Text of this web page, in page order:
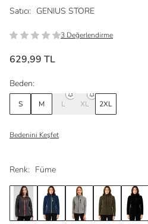
Satıcı: GENIUS STORE
3 Değerlendirme
629,99 TL
Renk: Füme
Beden:
S M L XL 2XL
Bedenini Keşfet